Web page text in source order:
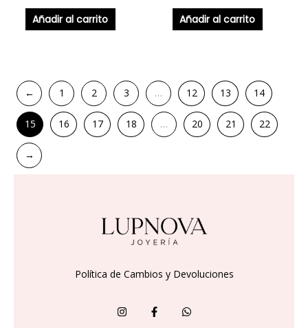
Añadir al carrito Añadir al carrito
← 1 2 3 … 12 13 14
15 16 17 18 … 20 21 22
→
Política de Cambios y Devoluciones